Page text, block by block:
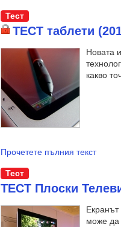
Тест
ТЕСТ таблети
Новата
какво
Прочетете пълния текст
Тест
ТЕСТ Плоски
може да